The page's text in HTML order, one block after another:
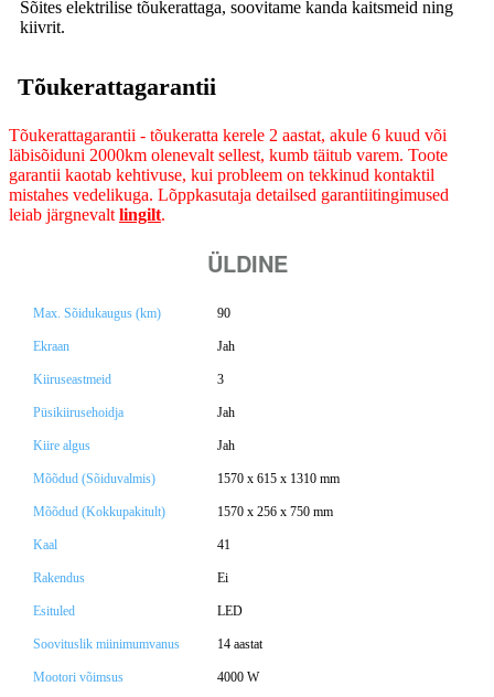
Sõites elektrilise tõukerattaga, soovitame kanda kaitsmeid ning
kiivrit.
Tõukerattagarantii
Tõukerattagarantii - tõukeratta kerele 2 aastat, akule 6 kuud või
läbisõiduni 2000km olenevalt sellest, kumb täitub varem. Toote
garantii kaotab kehtivuse, kui probleem on tekkinud kontaktil
mistahes vedelikuga. Lõppkasutaja detailsed garantiitingimused
leiab järgnevaltlingilt.
ÜLDINE
Max. Sõidukaugus (km) 90
Ekraan Jah
Kiiruseastmeid 3
Püsikiirusehoidja Jah
Kiire algus Jah
Mõõdud (Sõiduvalmis) 1570 x 615 x 1310 mm
Mõõdud (Kokkupakitult) 1570 x 256 x 750 mm
Kaal 41
Rakendus Ei
Esituled LED
Soovituslik miinimumvanus 14 aastat
Mootori võimsus 4000 W